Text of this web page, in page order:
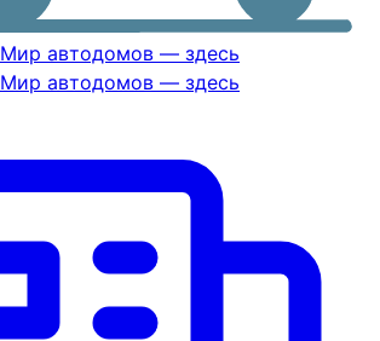
Мир автодомов — здесь
Мир автодомов — здесь